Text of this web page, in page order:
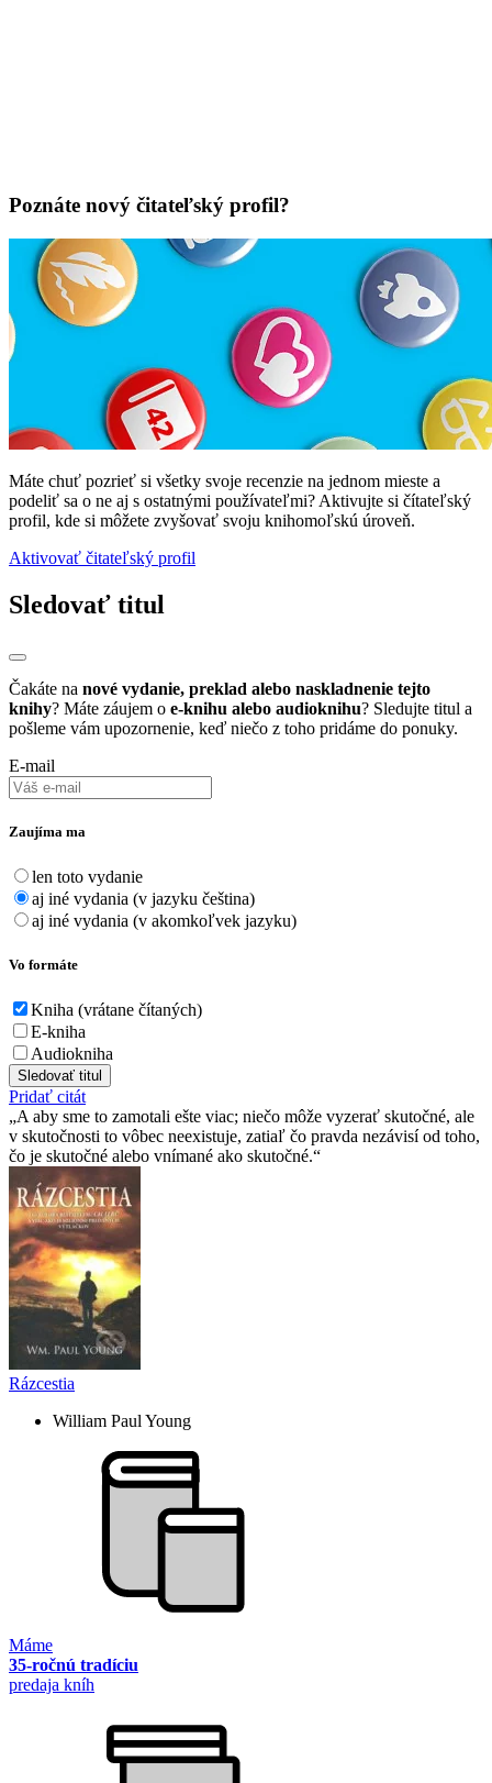
Poznáte nový čitateľský profil?
Máte chuť pozrieť si všetky svoje recenzie na jednom mieste a
podeliť sa o ne aj s ostatnými používateľmi? Aktivujte si čítateľský
profil, kde si môžete zvyšovať svoju knihomoľskú úroveň.
Aktivovať čitateľský profil
Sledovať titul
Čakáte na nové vydanie, preklad alebo naskladnenie tejto
knihy? Máte záujem o e-knihu alebo audioknihu? Sledujte titul a
pošleme vám upozornenie, keď niečo z toho pridáme do ponuky.
E-mail
Zaujíma ma
len toto vydanie
aj iné vydania (v jazyku čeština)
aj iné vydania (v akomkoľvek jazyku)
Vo formáte
Kniha (vrátane čítaných)
E-kniha
Audiokniha
Sledovať titul
Pridať citát
A aby sme to zamotali ešte viac; niečo môže vyzerať skutočné, ale
v skutočnosti to vôbec neexistuje, zatiaľ čo pravda nezávisí od toho,
čo je skutočné alebo vnímané ako skutočné.
Rázcestia
William Paul Young
Máme
35-ročnú tradíciu
predaja kníh